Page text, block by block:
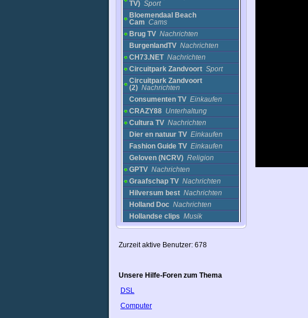
TV) Sport
Bloemendaal Beach
Cam Cams
Brug TV Nachrichten
BurgenlandTV Nachrichten
CH73.NET Nachrichten
Circuitpark Zandvoort Sport
Circuitpark Zandvoort
(2) Nachrichten
Consumenten TV Einkaufen
CRAZY88 Unterhaltung
Cultura TV Nachrichten
Dier en natuur TV Einkaufen
Fashion Guide TV Einkaufen
Geloven (NCRV) Religion
GPTV Nachrichten
Graafschap TV Nachrichten
Hilversum best Nachrichten
Holland Doc Nachrichten
Hollandse clips Musik
HT1 Hausruck TV Nachrichten
journaal 24 Nachrichten
KKN Regio TV
Amsterdam
Zurzeit aktive Benutzer: 678
Unsere Hilfe-Foren zum Thema
DSL
Computer